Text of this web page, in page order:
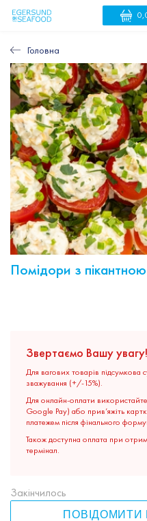
Головна
Помідори з
Звертаємо Вашу увагу!
Для вагових товарів підсумкова
зважування (+/-15%).
Для онлайн-оплати
Google Pay) або прив’яжіть
платежем після фінального
Також доступна оплата при
термінал.
Закінчилось
ПОВІДОМИТИ